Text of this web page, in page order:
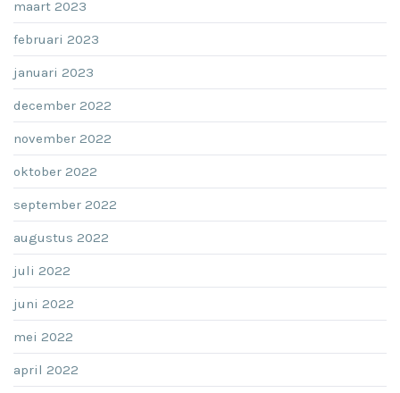
maart 2023
februari 2023
januari 2023
december 2022
november 2022
oktober 2022
september 2022
augustus 2022
juli 2022
juni 2022
mei 2022
april 2022